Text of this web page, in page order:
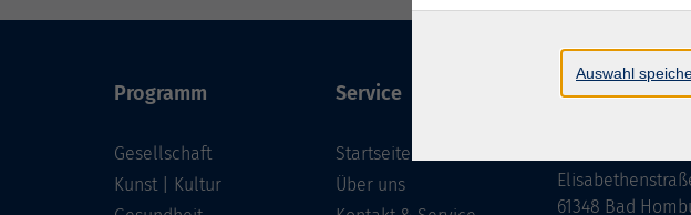
Programm
Gesellschaft
Kunst | Kultur
Service
Startseite
Über uns
Anschrift
61348 Bad
Auswahl